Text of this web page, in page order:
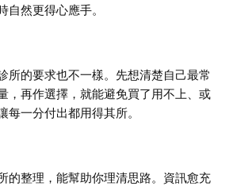
自然更得心應手。
所的要求也不一樣。先想清楚自己最常
，再作選擇，就能避免買了用不上、或
每一分付出都用得其所。
的整理，能幫助你理清思路。資訊愈充